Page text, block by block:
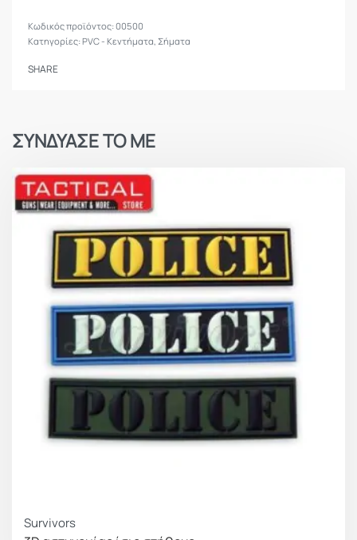
00500
Κατηγορίες:PVC - Κεντήματα Σήματα
SHARE
ΣΥΝΔΥΑΣΕ ΤΟ ΜΕ
Survivors